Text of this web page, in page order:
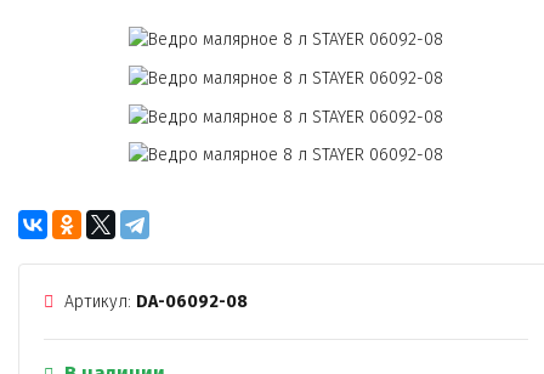
Артикул: DA-06092-08